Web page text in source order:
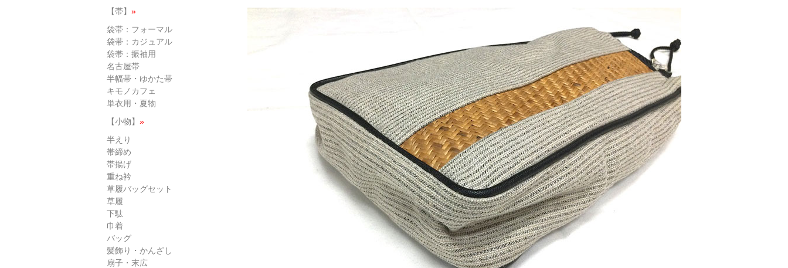
【帯】 »
袋帯：フォーマル
袋帯：カジュアル
袋帯：振袖用
名古屋帯
半幅帯・ゆかた帯
キモノカフェ
単衣用・夏物
【小物】 »
半えり
帯締め
帯揚げ
重ね衿
草履バッグセット
草履
下駄
巾着
バッグ
髪飾り・かんざし
扇子・末広